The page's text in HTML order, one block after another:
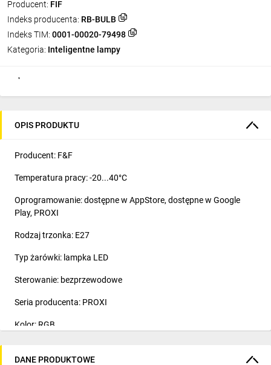
Producent: FIF
Indeks producenta: RB-BULB
Indeks TIM: 0001-00020-79498
Kategoria: Inteligentne lampy
OPIS PRODUKTU
Producent: F&F
Temperatura pracy: -20...40°C
Oprogramowanie: dostępne w AppStore, dostępne w Google
Play, PROXI
Rodzaj trzonka: E27
Typ żarówki: lampka LED
Sterowanie: bezprzewodowe
Seria producenta: PROXI
Kolor: RGB
DANE PRODUKTOWE